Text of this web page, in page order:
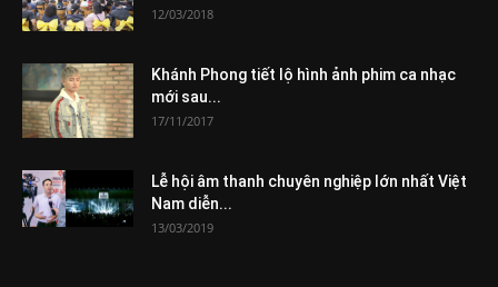
12/03/2018
Khánh Phong tiết lộ hình ảnh phim ca nhạc
mới sau...
17/11/2017
Lễ hội âm thanh chuyên nghiệp lớn nhất Việt
Nam diễn...
13/03/2019